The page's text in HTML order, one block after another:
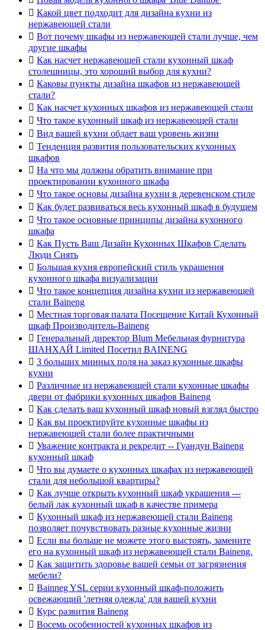
 Какой цвет подходит для дизайна кухни из
нержавеющей стали
 Вот почему шкафы из нержавеющей стали лучше, чем
другие шкафы
 Как насчет нержавеющей стали кухонный шкаф
столешницы, это хороший выбор для кухни?
 Каковы пункты дизайна шкафов из нержавеющей
стали?
 Как насчет кухонных шкафов из нержавеющей стали
 Что такое кухонный шкаф из нержавеющей стали
 Вид вашей кухни обдает ваш уровень жизни
 Тенденция развития пользовательских кухонных
шкафов
 На что мы должны обратить внимание при
проектировании кухонного шкафа
 Что такое основы дизайна кухни в деревенском стиле
 Как будет развиваться весь кухонный шкаф в будущем
 Что такое основные принципы дизайна кухонного
шкафа
 Как Пусть Ваш Дизайн Кухонных Шкафов Сделать
Люди Сиять
 Большая кухня европейский стиль украшения
кухонного шкафа визуализации
 Что такое концепция дизайна кухни из нержавеющей
стали Baineng
 Местная торговая палата Посещение Китай Кухонный
шкаф Производитель-Baineng
 Генеральный директор Blum Мебельная фурнитура
ШАНХАЙ Limited Посетил BAINENG
 3 больших минных поля на заказ кухонные шкафы
кухни
 Различные из нержавеющей стали кухонные шкафы
двери от фабрики кухонных шкафов Baineng
 Как сделать ваш кухонный шкаф новый взгляд быстро
 Как вы проектируйте кухонные шкафы из
нержавеющей стали более практичными
 Уважение контракта и рекредит -- Гуандун Baineng
кухонный шкаф
 Что вы думаете о кухонных шкафах из нержавеющей
стали для небольшой квартиры?
 Как лучше открыть кухонный шкаф украшения ---
белый лак кухонный шкаф в качестве примера
 Кухонный шкаф из нержавеющей стали Baineng
позволяет почувствовать разные кухонные жизни
 Если вы больше не можете этого выстоять, замените
его на кухонный шкаф из нержавеющей стали Baineng.
 Как защитить здоровье вашей семьи от загрязнения
мебели?
 Bainneg YSL серии кухонный шкаф-положить
освежающий 'летняя одежда' для вашей кухни
 Курс развития Baineng
 Восемь особенностей кухонных шкафов из